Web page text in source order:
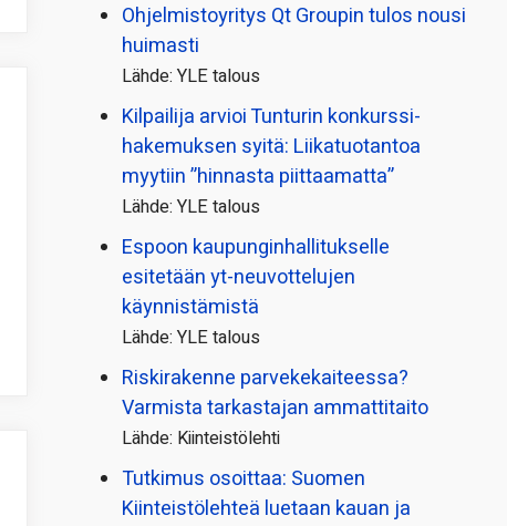
Ohjelmistoyritys Qt Groupin tulos nousi
huimasti
Lähde: YLE talous
Kilpailija arvioi Tunturin konkurssi­
hakemuksen syitä: Liikatuotantoa
myytiin ”hinnasta piittaamatta”
Lähde: YLE talous
Espoon kaupungin­hallitukselle
esitetään yt-neuvottelujen
käynnistämistä
Lähde: YLE talous
Riskirakenne parvekekaiteessa?
Varmista tarkastajan ammattitaito
Lähde: Kiinteistölehti
Tutkimus osoittaa: Suomen
Kiinteistölehteä luetaan kauan ja